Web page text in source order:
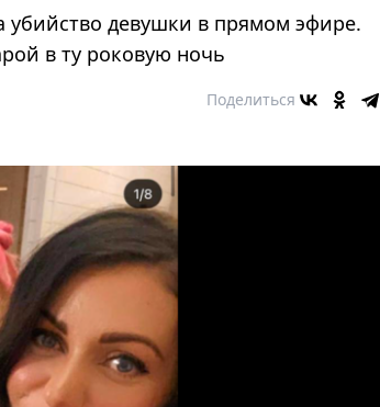
убийство девушки в прямом эфире.
в ту роковую ночь
Поделиться